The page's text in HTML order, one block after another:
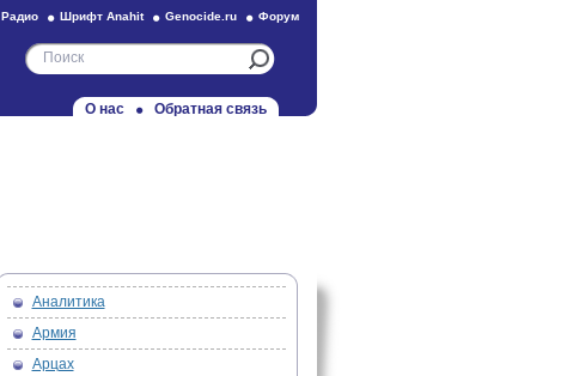
Радио Шрифт Anahit Genocide.ru Форум
О нас Обратная связь
Аналитика
Армия
Арцах